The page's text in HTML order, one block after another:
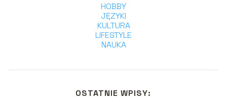
HOBBY
JĘZYKI
KULTURA
LIFESTYLE
NAUKA
OSTATNIE WPISY: